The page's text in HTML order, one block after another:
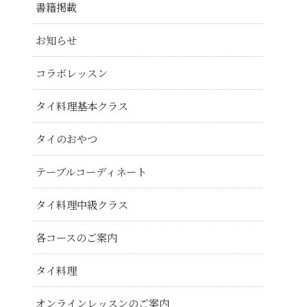
書籍掲載
お知らせ
コラボレッスン
タイ料理基本クラス
タイのおやつ
テーブルコーディネート
タイ料理中級クラス
各コースのご案内
タイ料理
オンラインレッスンのご案内